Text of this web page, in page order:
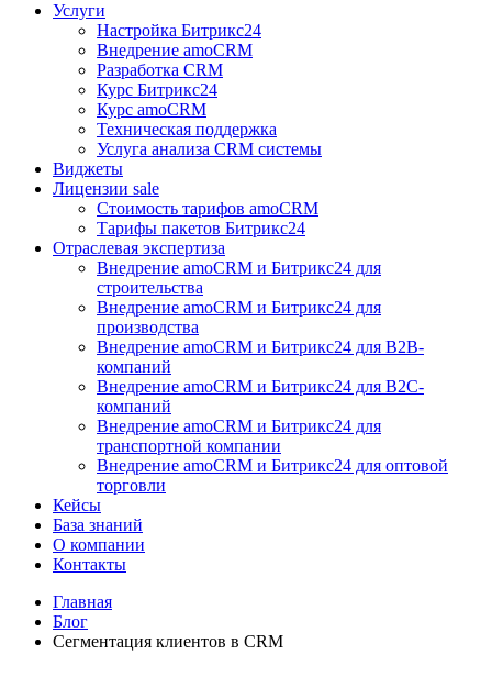
Услуги
Настройка Битрикс24
Внедрение amoCRM
Разработка CRM
Курс Битрикс24
Курс amoCRM
Техническая поддержка
Услуга анализа CRM системы
Виджеты
Лицензии sale
Стоимость тарифов amoCRM
Тарифы пакетов Битрикс24
Отраслевая экспертиза
Внедрение amoCRM и Битрикс24 для
строительства
Внедрение amoCRM и Битрикс24 для
производства
Внедрение amoCRM и Битрикс24 для В2В-
компаний
Внедрение amoCRM и Битрикс24 для В2С-
компаний
Внедрение amoCRM и Битрикс24 для
транспортной компании
Внедрение amoCRM и Битрикс24 для оптовой
торговли
Кейсы
База знаний
О компании
Контакты
Главная
Блог
Сегментация клиентов в CRM